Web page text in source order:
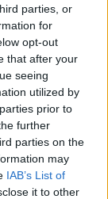
parties, or
for
opt-out
that after your
seeing
utilized by
prior to
further
parties on the
may
IAB’s List of
it to other